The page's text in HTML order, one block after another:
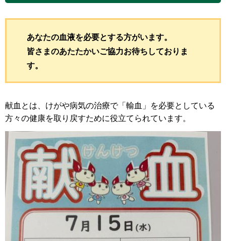
あなたの血液を必要とする方がいます。
皆さまのあたたかいご協力お待ちしておりま
す。
献血とは、けがや病気の治療で「輸血」を必要としている
方々の健康を取り戻すために役立てられています。